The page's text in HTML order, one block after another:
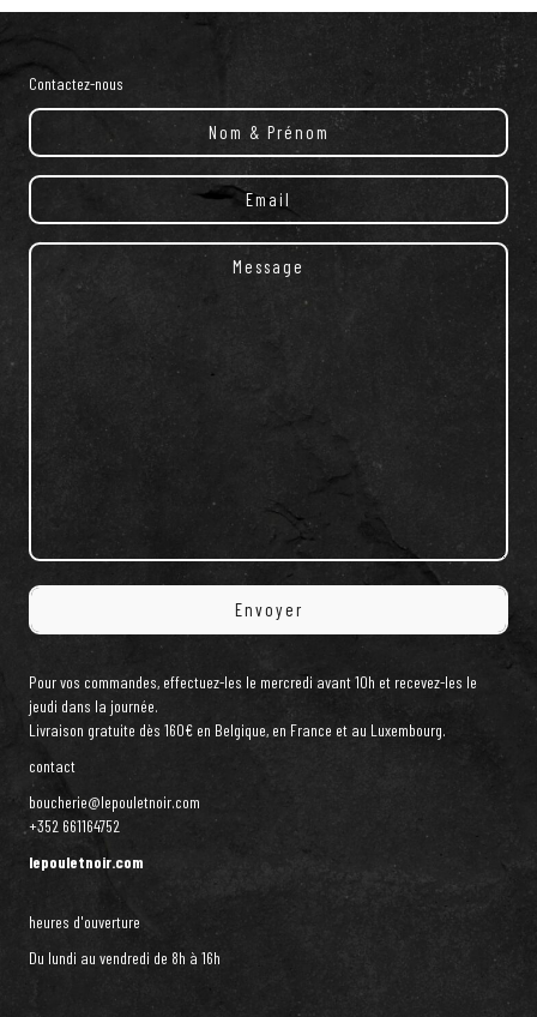
Contactez-nous
Pour vos commandes, effectuez-les le mercredi avant 10h et recevez-les le
jeudi dans la journée.
Livraison gratuite dès 160€ en Belgique, en France et au Luxembourg.
contact
boucherie@lepouletnoir.com
+352 661164752
lepouletnoir.com
heures d'ouverture
Du lundi au vendredi de 8h à 16h